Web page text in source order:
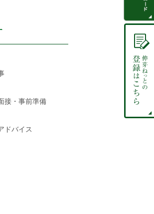
接・事前準備
ドバイス